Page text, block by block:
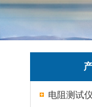
电阻测试仪